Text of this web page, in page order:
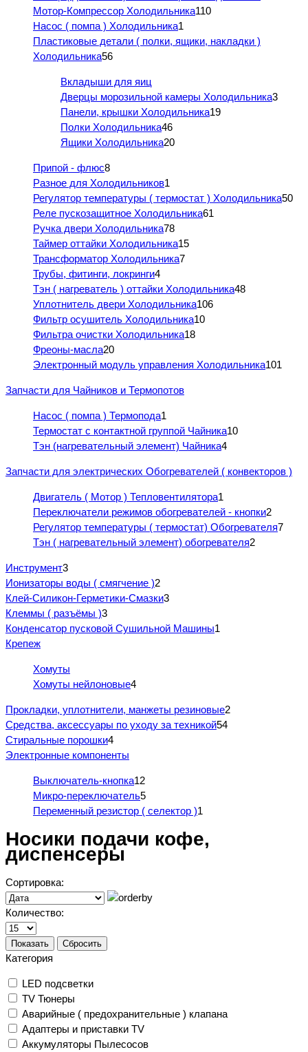
Мотор-Компрессор Холодильника110
Насос ( помпа ) Холодильника1
Пластиковые детали ( полки, ящики, накладки )
Холодильника56
Вкладыши для яиц
Дверцы морозильной камеры Холодильника3
Панели, крышки Холодильника19
Полки Холодильника46
Ящики Холодильника20
Припой - флюс8
Разное для Холодильников1
Регулятор температуры ( термостат ) Холодильника50
Реле пускозащитное Холодильника61
Ручка двери Холодильника78
Таймер оттайки Холодильника15
Трансформатор Холодильника7
Трубы, фитинги, локринги4
Тэн ( нагреватель ) оттайки Холодильника48
Уплотнитель двери Холодильника106
Фильтр осушитель Холодильника10
Фильтра очистки Холодильника18
Фреоны-масла20
Электронный модуль управления Холодильника101
Запчасти для Чайников и Термопотов
Насос ( помпа ) Термопода1
Термостат с контактной группой Чайника10
Тэн (нагревательный элемент) Чайника4
Запчасти для электрических Обогревателей ( конвекторов )
Двигатель ( Мотор ) Тепловентилятора1
Переключатели режимов обогревателей - кнопки2
Регулятор температуры ( термостат) Обогревателя7
Тэн ( нагревательный элемент) обогревателя2
Инструмент3
Ионизаторы воды ( смягчение )2
Клей-Силикон-Герметики-Смазки3
Клеммы ( разъёмы )3
Конденсатор пусковой Сушильной Машины1
Крепеж
Хомуты
Хомуты нейлоновые4
Прокладки, уплотнители, манжеты резиновые2
Средства, аксессуары по уходу за техникой54
Стиральные порошки4
Электронные компоненты
Выключатель-кнопка12
Микро-переключатель5
Переменный резистор ( селектор )1
Носики подачи кофе,
диспенсеры
Сортировка:
Количество:
Показать Сбросить
Категория
LED подсветки
TV Тюнеры
Аварийные ( предохранительные ) клапана
Адаптеры и приставки TV
Аккумуляторы Пылесосов